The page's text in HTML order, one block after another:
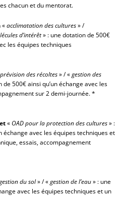
chacun et du mentorat.
«acclimatation des cultures» /
d’intérêt» : une dotation de 500€
les équipes techniques
prévision des récoltes» / « gestion des
de 500€ ainsi qu’un échange avec les
sur 2 demi-journée. *
«OAD pour la protection des cultures» :
échange avec les équipes techniques et
essais, accompagnement
du sol» / «gestion de l’eau» : une
avec les équipes techniques et un